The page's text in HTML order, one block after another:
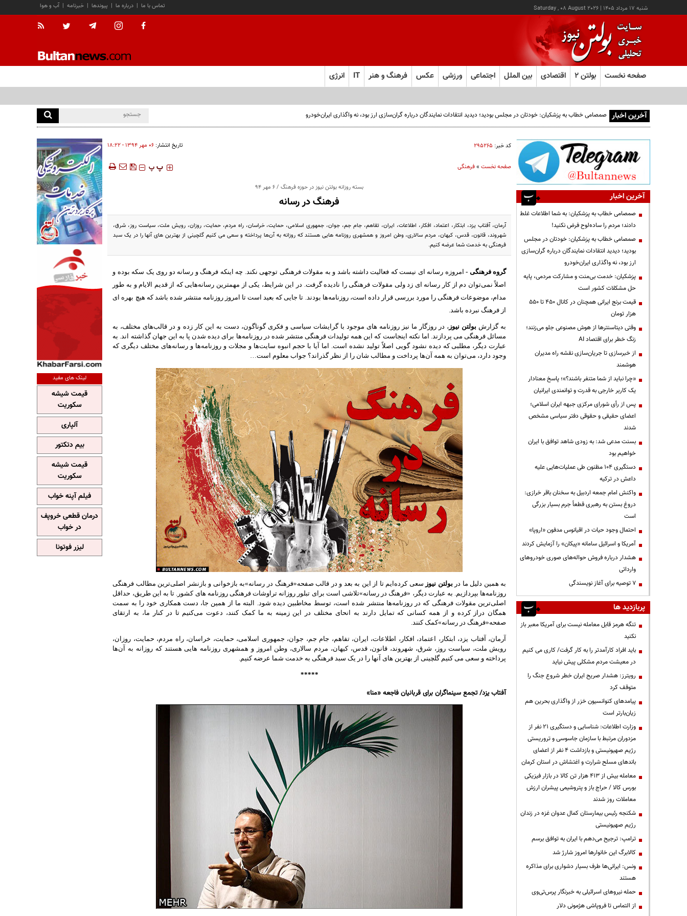
شنبه ۱۷ مرداد ۱۴۰۵ |
Saturday , 08 August 2026 آب و هوا | خبرنامه | پیوندها | درباره ما | تماس با ما
صفحه نخست بولتن ۲ اقتصادی بین الملل اجتماعی ورزشی عکس فرهنگ و هنر IT انرژی
آخرین اخبار پزشکیان: خدمت بی‌منت و مشارکت مردمی، پایه حل مشکلات کشور است
کد خبر: ۲۹۵۲۶۵ تاریخ انتشار: ۰۶ مهر ۱۳۹۴ - ۱۸:۲۲
صفحه نخست»فرهنگی ‍‍‍ پ پ
بسته روزانه بولتن نیوز در حوزه فرهنگ / 6 مهر 94
فرهنگ در رسانه
آرمان، آفتاب یزد، ابتکار، اعتماد، افکار، اطلاعات، ایران، تفاهم، جام جم، جوان، جمهوری اسلامی، حمایت، خراسان، راه مردم، حمایت، روزان، رویش ملت، سیاست روز، شرق،
شهروند، قانون، قدس، کیهان، مردم سالاری، وطن امروز و همشهری روزنامه هایی هستند که روزانه به آن‌ها پرداخته و سعی می کنیم گلچینی از بهترین های آنها را در یک سبد
فرهنگی به خدمت شما عرضه کنیم.
گروه فرهنگی - امروزه رسانه ای نیست که فعالیت داشته باشد و به مقولات فرهنگی توجهی نکند. چه اینکه فرهنگ و رسانه دو روی یک سکه بوده و
اصلاً نمی‌توان دم از کار رسانه ای زد ولی مقولات فرهنگی را نادیده گرفت. در این شرایط، یکی از مهمترین رسانه‌هایی که از قدیم الایام و به طور
مدام، موضوعات فرهنگی را مورد بررسی قرار داده است، روزنامه‌ها بودند. تا جایی که بعید است تا امروز روزنامه منتشر شده باشد که هیچ بهره ای
از فرهنگ نبرده باشد.
به گزارش بولتن نیوز ، در روزگار ما نیز روزنامه های موجود با گرایشات سیاسی و فکری گوناگون، دست به این کار زده و در قالب‌های مختلف، به
مسائل فرهنگی می پردازند. اما نکته اینجاست که این همه تولیدات فرهنگی منتشر شده در روزنامه‌ها برای دیده شدن پا به این جهان گذاشته اند. به
عبارت دیگر، مطلبی که دیده نشود گویی اصلاً تولید نشده است. اما آیا با حجم انبوه سایت‌ها و مجلات و روزنامه‌ها و رسانه‌های مختلف دیگری که
وجود دارد، می‌توان به همه آن‌ها پرداخت و مطالب شان را از نظر گذراند؟ جواب معلوم است…
به همین دلیل ما در بولتن نیوز سعی کرده‌ایم تا از این به بعد و در قالب صفحه«فرهنگ در رسانه»به بازخوانی و بازنشر اصلی‌ترین مطالب فرهنگی
روزنامه‌ها بپردازیم به عبارت دیگر، «فرهنگ در رسانه»تلاشی است برای تبلور روزانه تراوشات فرهنگی روزنامه های کشور
تا به این طریق، حداقل
اصلی‌ترین مقولات فرهنگی که در روزنامه‌ها منتشر شده است، توسط مخاطبین دیده شود
البته ما از همین جا، دست همکاری خود را به سمت
همگان دراز کرده و از همه کسانی که تمایل دارند به انحای مختلف در این زمینه به ما کمک کنند، دعوت می‌کنیم تا در کنار ما، به ارتقای
صفحه«فرهنگ در رسانه»کمک کنند
آرمان، آفتاب یزد، ابتکار، اعتماد، افکار، اطلاعات، ایران، تفاهم، جام جم، جوان، جمهوری اسلامی، حمایت، خراسان، راه مردم، حمایت، روزان،
رویش ملت، سیاست روز، شرق، شهروند، قانون، قدس، کیهان، مردم سالاری، وطن امروز و همشهری روزنامه هایی هستند که روزانه به آن‌ها
پرداخته و سعی می کنیم گلچینی از بهترین های آنها را در یک سبد فرهنگی به خدمت شما عرضه کنیم
*****
آفتاب یزد/ تجمع سینماگران برای قربانیان فاجعه «منا»
آخرین اخبار
صمصامی خطاب به پزشکیان: به شما اطلاعات غلط
دادند؛ مردم را ساده‌لوح فرض نکنید!
صمصامی خطاب به پزشکیان: خودتان در مجلس
بودید؛ دیدید انتقادات نمایندگان درباره گران‌سازی
ارز بود، نه واگذاری ایران‌خودرو
پزشکیان: خدمت بی‌منت و مشارکت مردمی، پایه
حل مشکلات کشور است
قیمت‌ برنج ایرانی همچنان در کانال ۴۵۰ تا ۵۵۰
هزار تومان
وقتی دیتاسنترها از هوش مصنوعی جلو می‌زنند؛
زنگ خطر برای اقتصاد AI
از خبرسازی تا جریان‌سازی نقشه راه مدیران
هوشمند
«چرا نباید از شما متنفر باشند؟»؛ پاسخ معنادار
یک کاربر خارجی به قدرت و توانمندی ایرانیان
پس از رأی شورای مرکزی جبهه ایران اسلامی؛
اعضای حقیقی و حقوقی دفتر سیاسی مشخص
شدند
بسنت مدعی شد: به زودی شاهد توافق با ایران
خواهیم بود
دستگیری ۱۰۴ مظنون طی عملیات‌هایی علیه
داعش در ترکیه
واکنش امام جمعه اردبیل به سخنان باقر خرازی:
دروغ بستن به رهبری قطعاً جرم بسیار بزرگی
است
احتمال وجود حیات در اقیانوس مدفون «اروپا»
آمریکا و اسرائیل سامانه «پیکان» را آزمایش کردند
هشدار درباره فروش حواله‌های صوری خودروهای
وارداتی
۷ توصیه برای آغاز نویسندگی
پربازدید ها
تنگه هرمز قابل معامله نیست برای آمریکا معبر باز
نکنید
باید افراد کارآمدتر را به کار گرفت/ کاری می کنیم
در معیشت مردم مشکلی پیش نیاید
رویترز: هشدار صریح ایران خطر شروع جنگ را
متوقف کرد
پیامدهای کنوانسیون خزر از واگذاری بحرین هم
زیان‌بارتر است
وزارت اطلاعات: شناسایی و دستگیری ۲۱ نفر از
مزدوران مرتبط با سازمان جاسوسی و تروریستی
رژیم صهیونیستی و بازداشت ۴ نفر از اعضای
باندهای مسلح شرارت و اغتشاش در استان کرمان
معامله بیش از ۴۱۳ هزار تن کالا در بازار فیزیکی
بورس کالا / حراج باز و پتروشیمی پیشران ارزش
معاملات روز شدند
شکنجه رئیس بیمارستان کمال عدوان غزه در زندان
رژیم صهیونیستی
ترامپ: ترجیح می‌دهم با ایران به توافق برسم
کالابرگ این خانوارها امروز شارژ شد
ونس: ایرانی‌ها طرف بسیار دشواری برای مذاکره
هستند
حمله نیروهای اسرائیلی به خبرنگار پرس‌تی‌وی
از التماس تا فروپاشی هژمونی دلار
لینک های مفید
قیمت شیشه
سکوریت
آلپاری
بیم دتکتور
قیمت شیشه
سکوریت
فیلم آپنه خواب
درمان قطعی خروپف
در خواب
لیزر فوتونا